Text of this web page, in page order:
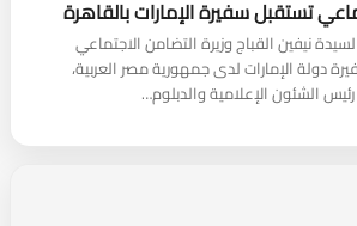
تستقبل سفيرة الإمارات بالقاهرة
نيفين القباج وزيرة التضامن الاجتماعي
دولة الإمارات لدى جمهورية مصر العربية،
الشئون الإعلامية والدبلوم…